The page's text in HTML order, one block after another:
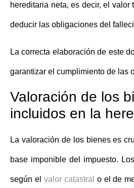
hereditaria neta, es decir, el valor
deducir las obligaciones del
La correcta elaboración de este
garantizar el cumplimiento de las
Valoración de los
incluidos en la
La valoración de los bienes es
base imponible del impuesto.
según el valor catastral o el de